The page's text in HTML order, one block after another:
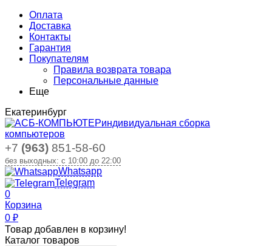
Оплата
Доставка
Контакты
Гарантия
Покупателям
Правила возврата товара
Персональные данные
Еще
Екатеринбург
индивидуальная сборка
компьютеров
+7 (963) 851-58-60
без выходных: с 10:00 до 22:00
Whatsapp
Telegram
0
Корзина
0 ₽
Товар добавлен в корзину!
Каталог товаров